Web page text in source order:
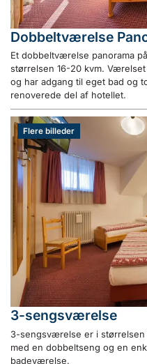
Dobbeltværelse
Et dobbeltværelse panorama
størrelsen 16-20 kvm.
og har adgang til eget bad og
renoverede del af hotellet.
Flere billeder
3-sengsværelse
3-sengsværelse er i størrelsen
med en dobbeltseng og en
badeværelse.